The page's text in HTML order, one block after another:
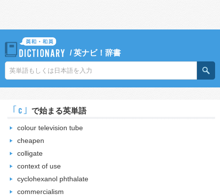
/英ナビ！辞書
｢c｣ で始まる英単語
colour television tube
cheapen
colligate
context of use
cyclohexanol phthalate
commercialism